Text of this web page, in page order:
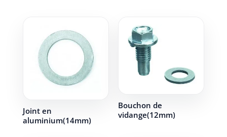
Joint en
aluminium(14mm)
Bouchon de
vidange(12mm)